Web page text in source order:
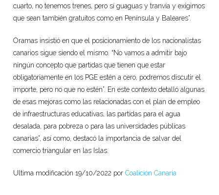
cuarto, no tenemos trenes, pero sí guaguas y tranvía y exigimos
que sean también gratuitos como en Península y Baleares”.
Oramas insistió en que el posicionamiento de los nacionalistas
canarios sigue siendo el mismo. “No vamos a admitir bajo
ningún concepto que partidas que tienen que estar
obligatoriamente en los PGE estén a cero, podremos discutir el
importe, pero no que no estén”. En este contexto detalló algunas
de esas mejoras como las relacionadas con el plan de empleo
de infraestructuras educativas, las partidas para el agua
desalada, para pobreza o para las universidades públicas
canarias”, así como, destacó la importancia de salvar del
comercio triangular en las Islas.
Ultima modificación 19/10/2022 por Coalición Canaria